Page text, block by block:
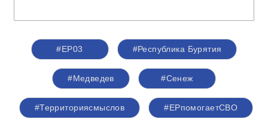
#ЕР03 #Республика Бурятия
#Медведев #Сенеж
#Территориясмыслов #ЕРпомогаетСВО